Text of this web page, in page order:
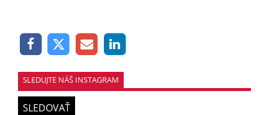
SLEDUJTE NÁŠ INSTAGRAM
SLEDOVAŤ